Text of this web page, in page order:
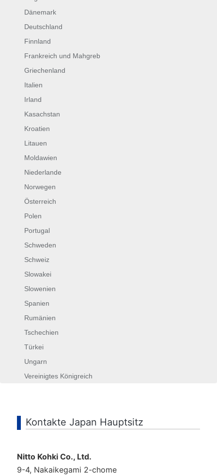
Dänemark
Deutschland
Finnland
Frankreich und Mahgreb
Griechenland
Italien
Irland
Kasachstan
Kroatien
Litauen
Moldawien
Niederlande
Norwegen
Österreich
Polen
Portugal
Schweden
Schweiz
Slowakei
Slowenien
Spanien
Rumänien
Tschechien
Türkei
Ungarn
Vereinigtes Königreich
Kontakte Japan Hauptsitz
Nitto Kohki Co., Ltd.
9-4, Nakaikegami 2-chome